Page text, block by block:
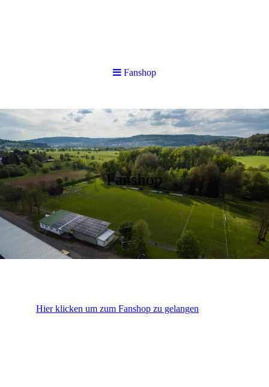
Fanshop
Hier klicken um zum Fanshop zu gelangen
Fanshop